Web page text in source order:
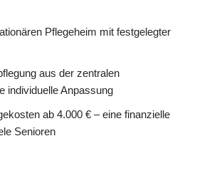
Pflegeheim mit festgelegter
aus der zentralen
individuelle Anpassung
ab 4.000 € – eine finanzielle
Senioren